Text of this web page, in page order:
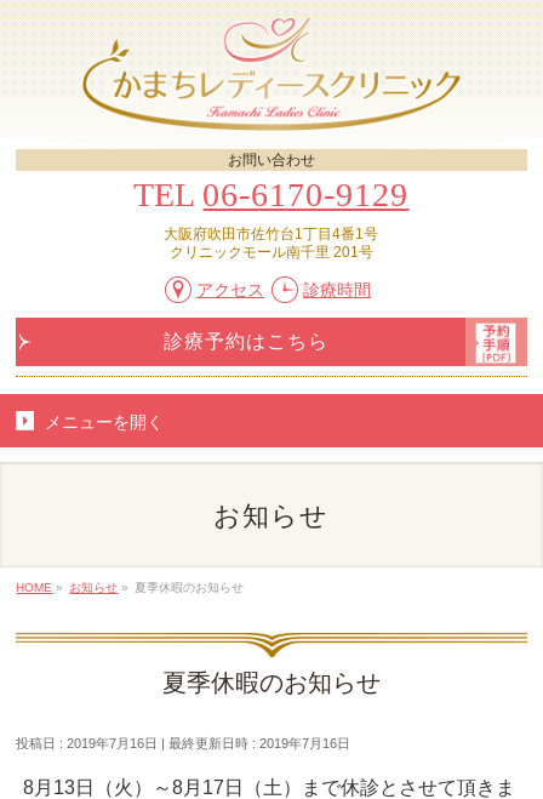
お問い合わせ
TEL 06-6170-9129
大阪府吹田市佐竹台1丁目4番1号
クリニックモール南千里 201号
アクセス 診療時間
診療予約はこちら
メニューを開く
お知らせ
HOME » お知らせ » 夏季休暇のお知らせ
夏季休暇のお知らせ
投稿日 : 2019年7月16日 最終更新日時 : 2019年7月16日
8月13日（火）～8月17日（土）まで休診とさせて頂きま